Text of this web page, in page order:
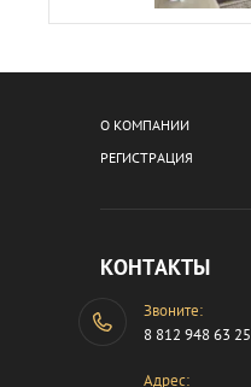
О КОМПАНИИ
РЕГИСТРАЦИЯ
КОНТАКТЫ
Звоните:
8 812 948 63 25
Адрес: